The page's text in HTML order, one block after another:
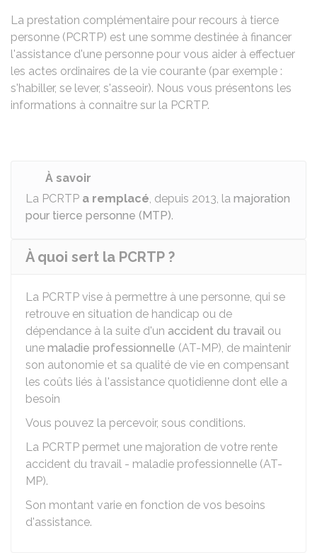
La prestation complémentaire pour recours à tierce
personne (PCRTP) est une somme destinée à financer
l'assistance d'une personne pour vous aider à effectuer
les actes ordinaires de la vie courante (par exemple :
s'habiller, se lever, s'asseoir). Nous vous présentons les
informations à connaître sur la PCRTP.
À savoir
La PCRTP a remplacé, depuis 2013, la majoration
pour tierce personne (MTP).
À quoi sert la PCRTP ?
La PCRTP vise à permettre à une personne, qui se
retrouve en situation de handicap ou de
dépendance à la suite d'un accident du travail ou
une maladie professionnelle (AT-MP), de maintenir
son autonomie et sa qualité de vie en compensant
les coûts liés à l'assistance quotidienne dont elle a
besoin
Vous pouvez la percevoir, sous conditions.
La PCRTP permet une majoration de votre rente
accident du travail - maladie professionnelle (AT-
MP).
Son montant varie en fonction de vos besoins
d'assistance.